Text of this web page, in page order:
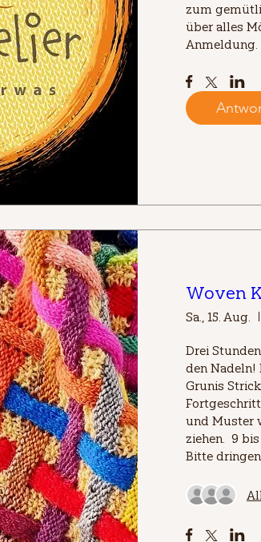
zum
über alles
Woven
Sa., 15. Aug.
Drei
den
Grunis
und Muster
ziehen.  9
Bitte